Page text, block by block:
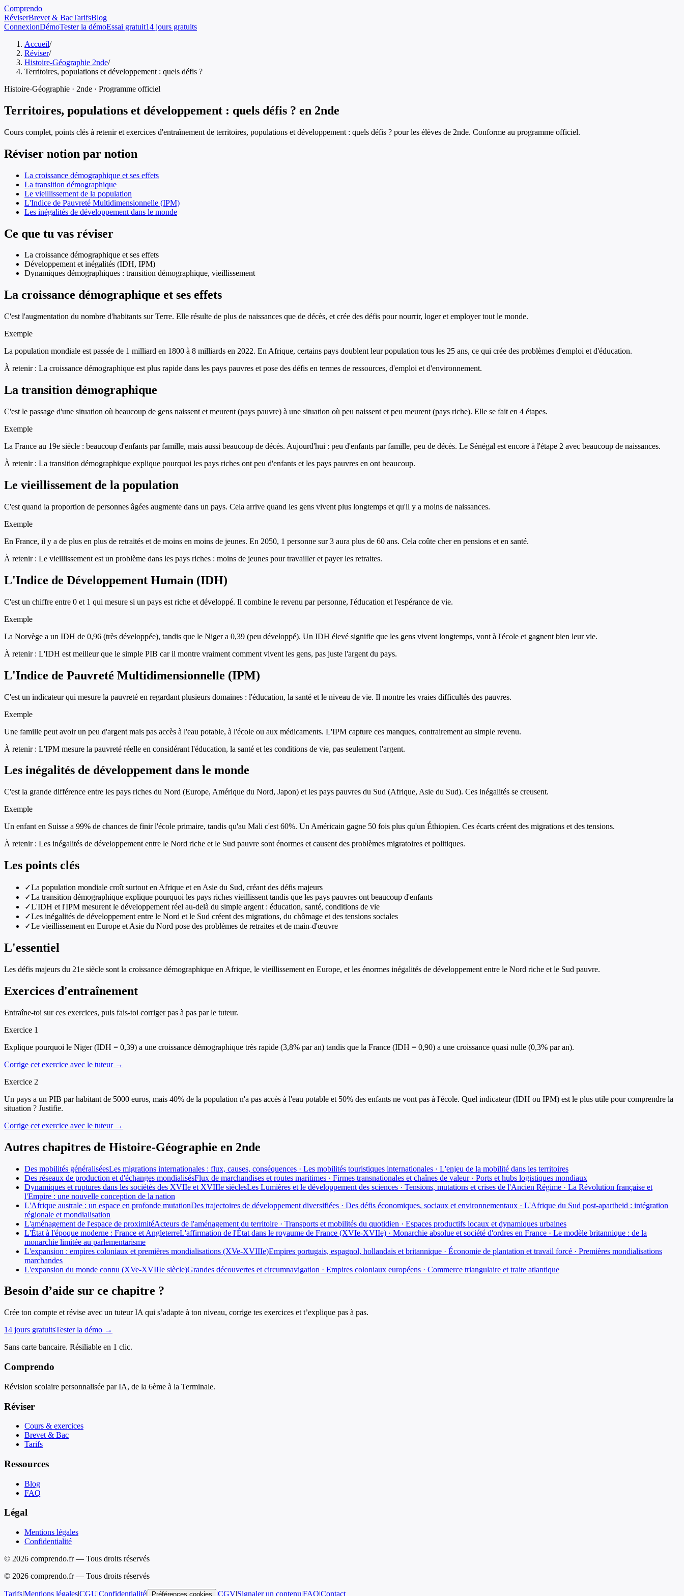
Comprendo
RéviserBrevet & BacTarifsBlog
ConnexionDémoTester la démoEssai gratuit14 jours gratuits
Accueil/
Réviser/
Histoire-Géographie 2nde/
Territoires, populations et développement : quels défis ?
Histoire-Géographie · 2nde · Programme officiel
Territoires, populations et développement : quels défis ? en 2nde
Cours complet, points clés à retenir et exercices d'entraînement de territoires, populations et développement : quels défis ? pour les élèves de 2nde. Conforme au programme officiel.
Réviser notion par notion
La croissance démographique et ses effets
La transition démographique
Le vieillissement de la population
L'Indice de Pauvreté Multidimensionnelle (IPM)
Les inégalités de développement dans le monde
Ce que tu vas réviser
La croissance démographique et ses effets
Développement et inégalités (IDH, IPM)
Dynamiques démographiques : transition démographique, vieillissement
La croissance démographique et ses effets
C'est l'augmentation du nombre d'habitants sur Terre. Elle résulte de plus de naissances que de décès, et crée des défis pour nourrir, loger et employer tout le monde.
Exemple
La population mondiale est passée de 1 milliard en 1800 à 8 milliards en 2022. En Afrique, certains pays doublent leur population tous les 25 ans, ce qui crée des problèmes d'emploi et d'éducation.
À retenir : La croissance démographique est plus rapide dans les pays pauvres et pose des défis en termes de ressources, d'emploi et d'environnement.
La transition démographique
C'est le passage d'une situation où beaucoup de gens naissent et meurent (pays pauvre) à une situation où peu naissent et peu meurent (pays riche). Elle se fait en 4 étapes.
Exemple
La France au 19e siècle : beaucoup d'enfants par famille, mais aussi beaucoup de décès. Aujourd'hui : peu d'enfants par famille, peu de décès. Le Sénégal est encore à l'étape 2 avec beaucoup de naissances.
À retenir : La transition démographique explique pourquoi les pays riches ont peu d'enfants et les pays pauvres en ont beaucoup.
Le vieillissement de la population
C'est quand la proportion de personnes âgées augmente dans un pays. Cela arrive quand les gens vivent plus longtemps et qu'il y a moins de naissances.
Exemple
En France, il y a de plus en plus de retraités et de moins en moins de jeunes. En 2050, 1 personne sur 3 aura plus de 60 ans. Cela coûte cher en pensions et en santé.
À retenir : Le vieillissement est un problème dans les pays riches : moins de jeunes pour travailler et payer les retraites.
L'Indice de Développement Humain (IDH)
C'est un chiffre entre 0 et 1 qui mesure si un pays est riche et développé. Il combine le revenu par personne, l'éducation et l'espérance de vie.
Exemple
La Norvège a un IDH de 0,96 (très développée), tandis que le Niger a 0,39 (peu développé). Un IDH élevé signifie que les gens vivent longtemps, vont à l'école et gagnent bien leur vie.
À retenir : L'IDH est meilleur que le simple PIB car il montre vraiment comment vivent les gens, pas juste l'argent du pays.
L'Indice de Pauvreté Multidimensionnelle (IPM)
C'est un indicateur qui mesure la pauvreté en regardant plusieurs domaines : l'éducation, la santé et le niveau de vie. Il montre les vraies difficultés des pauvres.
Exemple
Une famille peut avoir un peu d'argent mais pas accès à l'eau potable, à l'école ou aux médicaments. L'IPM capture ces manques, contrairement au simple revenu.
À retenir : L'IPM mesure la pauvreté réelle en considérant l'éducation, la santé et les conditions de vie, pas seulement l'argent.
Les inégalités de développement dans le monde
C'est la grande différence entre les pays riches du Nord (Europe, Amérique du Nord, Japon) et les pays pauvres du Sud (Afrique, Asie du Sud). Ces inégalités se creusent.
Exemple
Un enfant en Suisse a 99% de chances de finir l'école primaire, tandis qu'au Mali c'est 60%. Un Américain gagne 50 fois plus qu'un Éthiopien. Ces écarts créent des migrations et des tensions.
À retenir : Les inégalités de développement entre le Nord riche et le Sud pauvre sont énormes et causent des problèmes migratoires et politiques.
Les points clés
✓La population mondiale croît surtout en Afrique et en Asie du Sud, créant des défis majeurs
✓La transition démographique explique pourquoi les pays riches vieillissent tandis que les pays pauvres ont beaucoup d'enfants
✓L'IDH et l'IPM mesurent le développement réel au-delà du simple argent : éducation, santé, conditions de vie
✓Les inégalités de développement entre le Nord et le Sud créent des migrations, du chômage et des tensions sociales
✓Le vieillissement en Europe et Asie du Nord pose des problèmes de retraites et de main-d'œuvre
L'essentiel
Les défis majeurs du 21e siècle sont la croissance démographique en Afrique, le vieillissement en Europe, et les énormes inégalités de développement entre le Nord riche et le Sud pauvre.
Exercices d'entraînement
Entraîne-toi sur ces exercices, puis fais-toi corriger pas à pas par le tuteur.
Exercice 1
Explique pourquoi le Niger (IDH = 0,39) a une croissance démographique très rapide (3,8% par an) tandis que la France (IDH = 0,90) a une croissance quasi nulle (0,3% par an).
Corrige cet exercice avec le tuteur →
Exercice 2
Un pays a un PIB par habitant de 5000 euros, mais 40% de la population n'a pas accès à l'eau potable et 50% des enfants ne vont pas à l'école. Quel indicateur (IDH ou IPM) est le plus utile pour comprendre la
situation ? Justifie.
Corrige cet exercice avec le tuteur →
Autres chapitres de Histoire-Géographie en 2nde
Des mobilités généraliséesLes migrations internationales : flux, causes, conséquences · Les mobilités touristiques internationales · L'enjeu de la mobilité dans les territoires
Des réseaux de production et d'échanges mondialisésFlux de marchandises et routes maritimes · Firmes transnationales et chaînes de valeur · Ports et hubs logistiques mondiaux
Dynamiques et ruptures dans les sociétés des XVIIe et XVIIIe sièclesLes Lumières et le développement des sciences · Tensions, mutations et crises de l'Ancien Régime · La Révolution française et
l'Empire : une nouvelle conception de la nation
L'Afrique australe : un espace en profonde mutationDes trajectoires de développement diversifiées · Des défis économiques, sociaux et environnementaux · L'Afrique du Sud post-apartheid : intégration
régionale et mondialisation
L'aménagement de l'espace de proximitéActeurs de l'aménagement du territoire · Transports et mobilités du quotidien · Espaces productifs locaux et dynamiques urbaines
L'État à l'époque moderne : France et AngleterreL'affirmation de l'État dans le royaume de France (XVIe-XVIIe) · Monarchie absolue et société d'ordres en France · Le modèle britannique : de la
monarchie limitée au parlementarisme
L'expansion : empires coloniaux et premières mondialisations (XVe-XVIIIe)Empires portugais, espagnol, hollandais et britannique · Économie de plantation et travail forcé · Premières mondialisations
marchandes
L'expansion du monde connu (XVe-XVIIIe siècle)Grandes découvertes et circumnavigation · Empires coloniaux européens · Commerce triangulaire et traite atlantique
Besoin d’aide sur ce chapitre ?
Crée ton compte et révise avec un tuteur IA qui s’adapte à ton niveau, corrige tes exercices et t’explique pas à pas.
14 jours gratuitsTester la démo →
Sans carte bancaire. Résiliable en 1 clic.
Comprendo
Révision scolaire personnalisée par IA, de la 6ème à la Terminale.
Réviser
Cours & exercices
Brevet & Bac
Tarifs
Ressources
Blog
FAQ
Légal
Mentions légales
Confidentialité
© 2026 comprendo.fr — Tous droits réservés
© 2026 comprendo.fr — Tous droits réservés
Tarifs|Mentions légales|CGU|Confidentialité| Préférences cookies |CGV|Signaler un contenu|FAQ|Contact